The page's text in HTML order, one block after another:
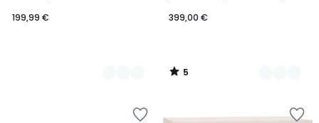
199,99 €
399,00 €
5
/